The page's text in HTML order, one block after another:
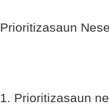
Prioritizasaun
1. Prioritizasaun